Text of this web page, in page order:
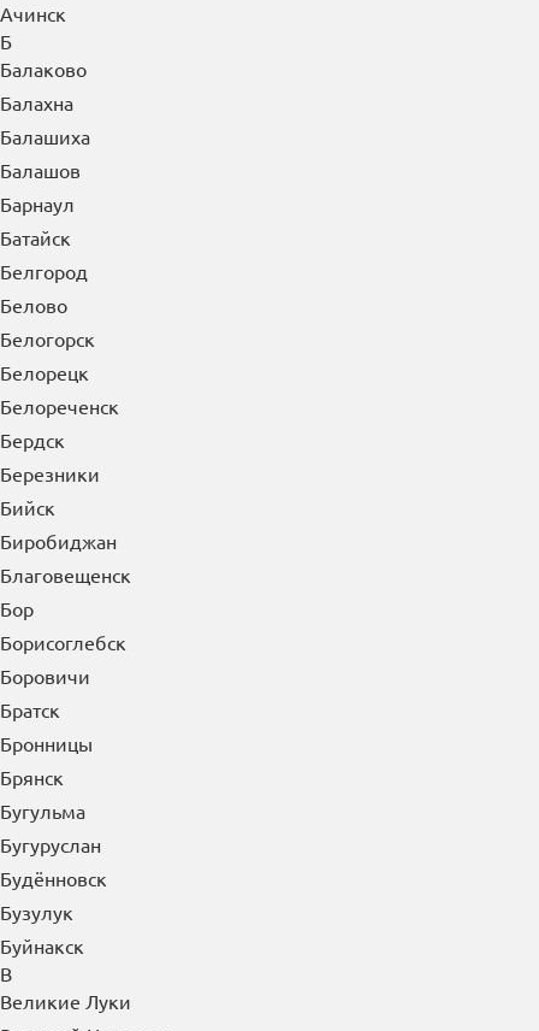
Ачинск
Б
Балаково
Балахна
Балашиха
Балашов
Барнаул
Батайск
Белгород
Белово
Белогорск
Белорецк
Белореченск
Бердск
Березники
Бийск
Биробиджан
Благовещенск
Бор
Борисоглебск
Боровичи
Братск
Бронницы
Брянск
Бугульма
Бугуруслан
Будённовск
Бузулук
Буйнакск
В
Великие Луки